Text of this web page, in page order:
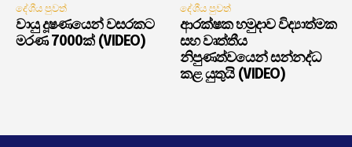
දේශීය පුවත්
වායු දූෂණයෙන් වසරකට
මරණ 7000ක් (VIDEO)
දේශීය පුවත්
ආරක්ෂක හමුදාව විද්‍යාත්මක
සහ වෘත්තීය
නිපුණත්වයෙන් සන්නද්ධ
කළ යුතුයි (VIDEO)